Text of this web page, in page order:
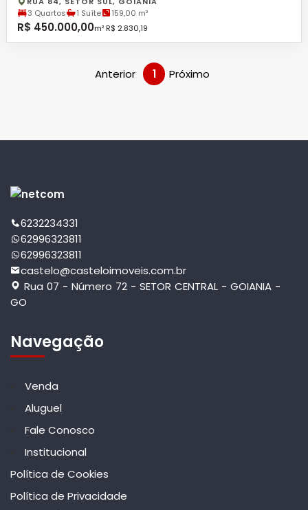
3 Quartos
1 Suíte 159,00 m²
R$ 450.000,00m² R$ 2.830,19
Anterior 1 Próximo
6232234331
62996323811
62996323811
castelo@casteloimoveis.com.br
Rua 07 - Número 72 - SETOR CENTRAL - GOIANIA -
GO
Navegação
Venda
Aluguel
Fale Conosco
Institucional
Política de Cookies
Política de Privacidade